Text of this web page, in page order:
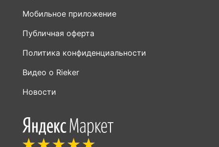
Мобильное приложение
Публичная оферта
Политика конфиденциальности
Видео о Rieker
Новости